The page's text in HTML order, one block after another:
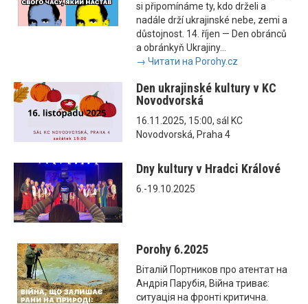
si připomínáme ty, kdo drželi a
nadále drží ukrajinské nebe, zemi a
důstojnost. 14. říjen — Den obránců
a obránkyň Ukrajiny...
→ Читати на Porohy.cz
Den ukrajinské kultury v KC
Novodvorská
16.11.2025, 15:00, sál KC
Novodvorská, Praha 4
Dny kultury v Hradci Králové
6.-19.10.2025
Porohy 6.2025
Віталій Портников про атентат на
Андрія Парубія, Війна триває:
ситуація на фронті критична.